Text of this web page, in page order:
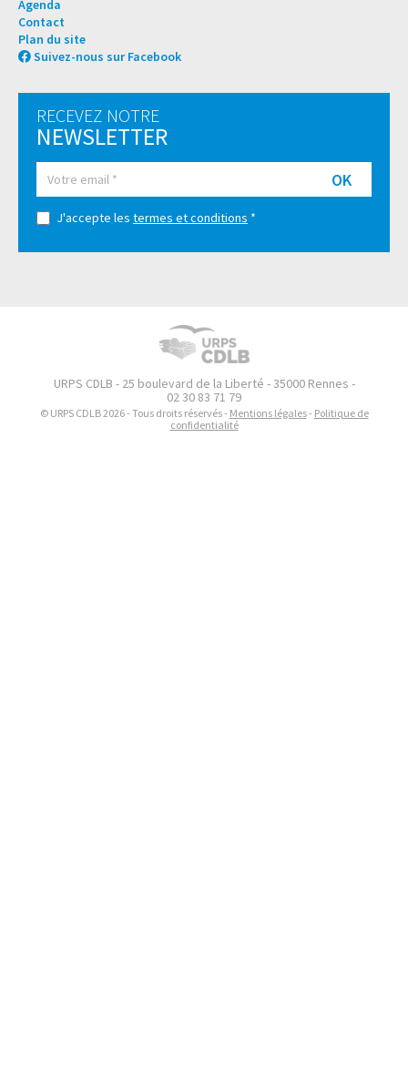
Agenda
Contact
Plan du site
Suivez-nous sur Facebook
RECEVEZ NOTRE
NEWSLETTER
OK
J'accepte les termes et conditions *
URPS CDLB - 25 boulevard de la Liberté - 35000 Rennes -
02 30 83 71 79
© URPS CDLB 2026 - Tous droits réservés - Mentions légales- Politique de
confidentialité